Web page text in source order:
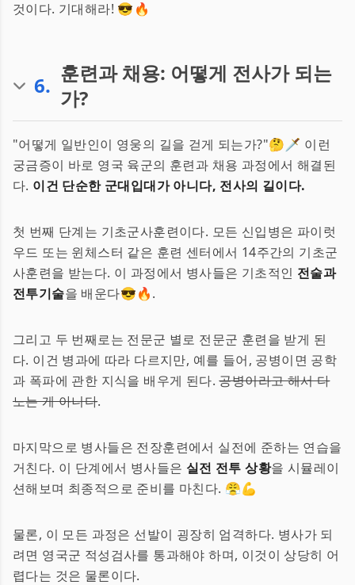
것이다. 기대해라! 😎🔥
6. 훈련과 채용: 어떻게 전사가 되는
가?
"어떻게 일반인이 영웅의 길을 걷게 되는가?"🤔🗡️ 이런
궁금증이 바로 영국 육군의 훈련과 채용 과정에서 해결된
다. 이건 단순한 군대입대가 아니다, 전사의 길이다.
첫 번째 단계는 기초군사훈련이다. 모든 신입병은 파이럿
우드 또는 윈체스터 같은 훈련 센터에서 14주간의 기초군
사훈련을 받는다. 이 과정에서 병사들은 기초적인 전술과
전투기술을 배운다😎🔥.
그리고 두 번째로는 전문군 별로 전문군 훈련을 받게 된
다. 이건 병과에 따라 다르지만, 예를 들어, 공병이면 공학
과 폭파에 관한 지식을 배우게 된다.공병이라고 해서 다
노는 게 아니다.
마지막으로 병사들은 전장훈련에서 실전에 준하는 연습을
거친다. 이 단계에서 병사들은 실전 전투 상황을 시뮬레이
션해보며 최종적으로 준비를 마친다. 😤💪
물론, 이 모든 과정은 선발이 굉장히 엄격하다. 병사가 되
려면 영국군 적성검사를 통과해야 하며, 이것이 상당히 어
렵다는 것은 물론이다.